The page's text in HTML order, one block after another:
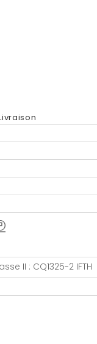
II : CQ1325-2 IFTH